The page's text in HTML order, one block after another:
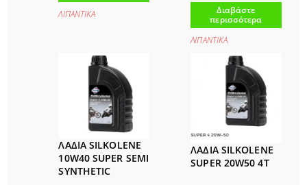
ΛΙΠΑΝΤΙΚΑ
Διαβάστε
περισσότερα
ΛΙΠΑΝΤΙΚΑ
ΛAΔΙΑ SILKOLENE
10W40 SUPER SEMI
SYNTHETIC
ΛΑΔΙΑ SILKOLENE
SUPER 20W50 4T